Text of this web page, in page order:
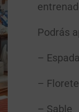
Podrás
– Espada
– Florete
– Sable